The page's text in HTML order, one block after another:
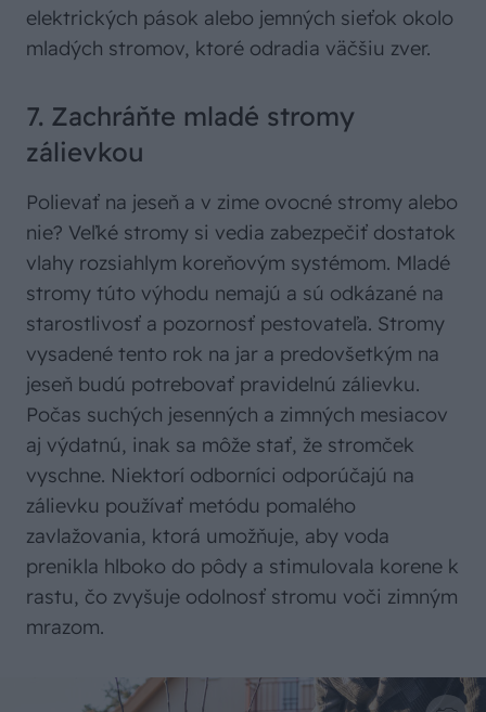
elektrických pások alebo jemných sieťok okolo
mladých stromov, ktoré odradia väčšiu zver.
7. Zachráňte mladé stromy
zálievkou
Polievať na jeseň a v zime ovocné stromy alebo
nie? Veľké stromy si vedia zabezpečiť dostatok
vlahy rozsiahlym koreňovým systémom. Mladé
stromy túto výhodu nemajú a sú odkázané na
starostlivosť a pozornosť pestovateľa. Stromy
vysadené tento rok na jar a predovšetkým na
jeseň budú potrebovať pravidelnú zálievku.
Počas suchých jesenných a zimných mesiacov
aj výdatnú, inak sa môže stať, že stromček
vyschne. Niektorí odborníci odporúčajú na
zálievku používať metódu pomalého
zavlažovania, ktorá umožňuje, aby voda
prenikla hlboko do pôdy a stimulovala korene k
rastu, čo zvyšuje odolnosť stromu voči zimným
mrazom.